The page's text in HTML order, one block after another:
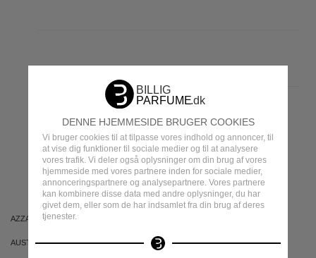
DENNE HJEMMESIDE BRUGER COOKIES
Vi bruger cookies til at tilpasse vores indhold og annoncer, til
at vise dig funktioner til sociale medier og til at analysere
vores trafik. Vi deler også oplysninger om din brug af vores
hjemmeside med vores partnere inden for sociale medier,
annonceringspartnere og analysepartnere. Vores partnere
kan kombinere disse data med andre oplysninger, du har
givet dem, eller som de har indsamlet fra din brug af deres
tjenester.
MEST POPULÆRE
MÆRKER
AZZARO
AUSTRALIAN GOLD AUSTRALIAN BODYCARE